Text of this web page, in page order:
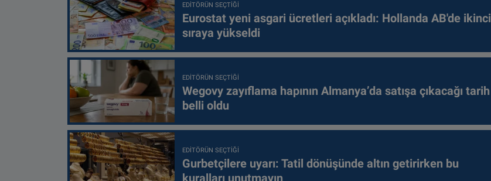
EDITÖRÜN SEÇTIĞI
Eurostat yeni asgari ücretleri açıkladı: Hollanda AB'de ikinci
sıraya yükseldi
EDITÖRÜN SEÇTIĞI
Wegovy zayıflama hapının Almanya’da satışa çıkacağı tarih
belli oldu
EDITÖRÜN SEÇTIĞI
Gurbetçilere uyarı: Tatil dönüşünde altın getirirken bu